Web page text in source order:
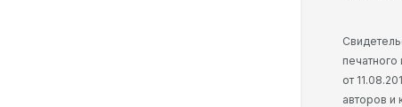
от
авторов и